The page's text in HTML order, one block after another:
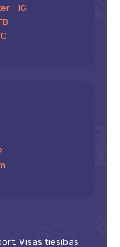
- IG
Visas tiesības